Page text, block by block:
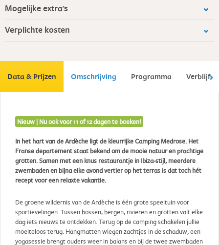
Mogelijke extra's
Verplichte kosten
Data & Prijzen Omschrijving Programma Verblijf
Nieuw | Nu ook voor 11 of 12 dagen te boeken!
In het hart van de Ardèche ligt de kleurrijke Camping Medrose. Het
Franse departement staat bekend om de mooie natuur en prachtige
grotten. Samen met een knus restaurantje in Ibiza-stijl, meerdere
zwembaden en bijna elke avond vertier op het terras is dat toch hét
recept voor een relaxte vakantie.
De groene wildernis van de Ardèche is één grote speeltuin voor
sportievelingen. Tussen bossen, bergen, rivieren en grotten valt elke
dag iets nieuws te ontdekken. Terug op de camping schakelen jullie
moeiteloos terug. Hangmatten wiegen zachtjes in de schaduw, een
yogasessie brengt ouders weer in balans en bij de twee zwembaden